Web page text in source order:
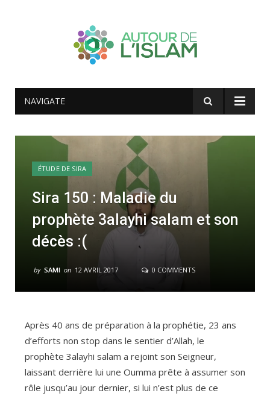
NAVIGATE
ÉTUDE DE SIRA
Sira 150 : Maladie du
prophète 3alayhi salam et son
décès :(
by SAMI on 12 AVRIL 2017 0 COMMENTS
Après 40 ans de préparation à la prophétie, 23 ans
d’efforts non stop dans le sentier d’Allah, le
prophète 3alayhi salam a rejoint son Seigneur,
laissant derrière lui une Oumma prête à assumer son
rôle jusqu’au jour dernier, si lui n’est plus de ce